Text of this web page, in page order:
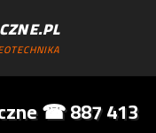
☎ 887 413